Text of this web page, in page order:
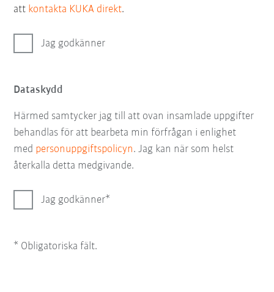
att kontakta KUKA direkt.
Jag godkänner
Dataskydd
Härmed samtycker jag till att ovan insamlade uppgifter
behandlas för att bearbeta min förfrågan i enlighet
med personuppgiftspolicyn. Jag kan när som helst
återkalla detta medgivande.
Jag godkänner
* Obligatoriska fält.